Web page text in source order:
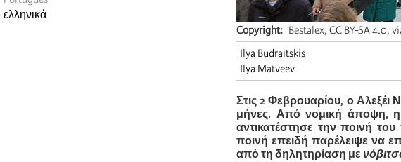
ελληνικά
Copyright
Bestalex, CC BY-SA 4.0,
Ilya Budraitskis
Ilya Matveev
Στις 2 Φεβρουαρίου, ο Αλεξέι
μήνες. Από νομική άποψη, η
αντικατέστησε την ποινή
ποινή επειδή παρέλειψε να
από τη δηλητηρίαση με